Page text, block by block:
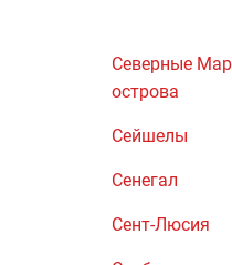
Северные
острова
Сейшелы
Сенегал
Сент-Люсия